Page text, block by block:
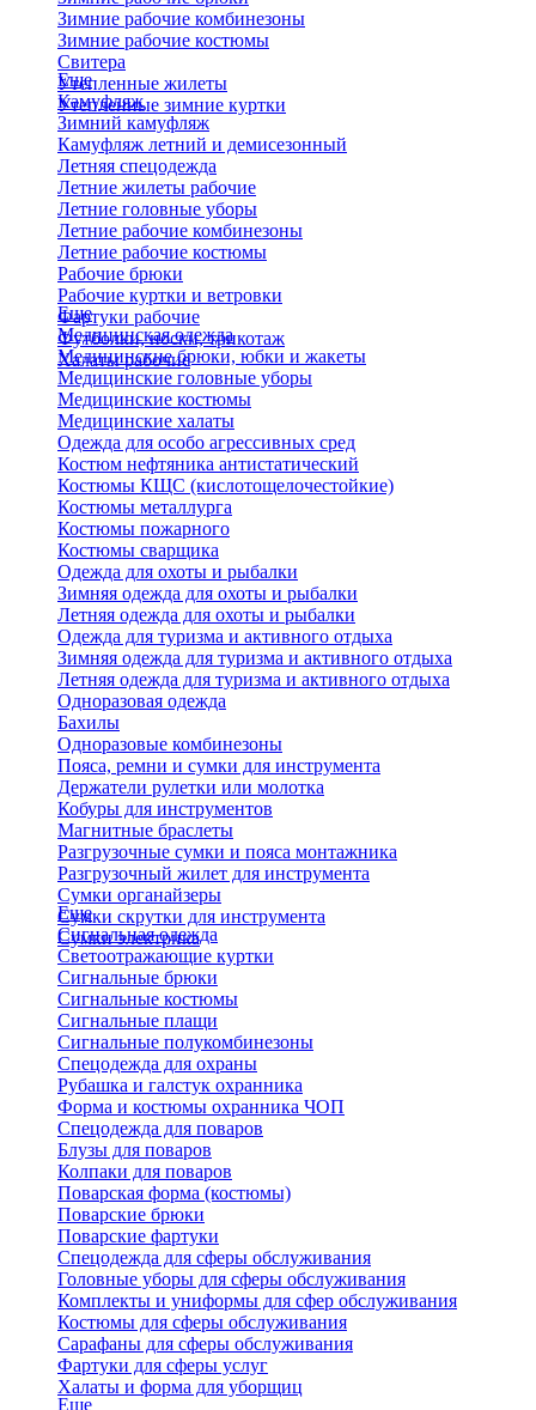
Зимние рабочие комбинезоны
Зимние рабочие костюмы
Свитера
Утепленные жилеты
Утепленные зимние куртки
Еще
Камуфляж
Зимний камуфляж
Камуфляж летний и демисезонный
Летняя спецодежда
Летние жилеты рабочие
Летние головные уборы
Летние рабочие комбинезоны
Летние рабочие костюмы
Рабочие брюки
Рабочие куртки и ветровки
Фартуки рабочие
Футболки, носки, трикотаж
Халаты рабочие
Еще
Медицинская одежда
Медицинские брюки, юбки и жакеты
Медицинские головные уборы
Медицинские костюмы
Медицинские халаты
Одежда для особо агрессивных сред
Костюм нефтяника антистатический
Костюмы КЩС (кислотощелочестойкие)
Костюмы металлурга
Костюмы пожарного
Костюмы сварщика
Одежда для охоты и рыбалки
Зимняя одежда для охоты и рыбалки
Летняя одежда для охоты и рыбалки
Одежда для туризма и активного отдыха
Зимняя одежда для туризма и активного отдыха
Летняя одежда для туризма и активного отдыха
Одноразовая одежда
Бахилы
Одноразовые комбинезоны
Пояса, ремни и сумки для инструмента
Держатели рулетки или молотка
Кобуры для инструментов
Магнитные браслеты
Разгрузочные сумки и пояса монтажника
Разгрузочный жилет для инструмента
Сумки органайзеры
Сумки скрутки для инструмента
Сумки электрика
Еще
Сигнальная одежда
Светоотражающие куртки
Сигнальные брюки
Сигнальные костюмы
Сигнальные плащи
Сигнальные полукомбинезоны
Спецодежда для охраны
Рубашка и галстук охранника
Форма и костюмы охранника ЧОП
Спецодежда для поваров
Блузы для поваров
Колпаки для поваров
Поварская форма (костюмы)
Поварские брюки
Поварские фартуки
Спецодежда для сферы обслуживания
Головные уборы для сферы обслуживания
Комплекты и униформы для сфер обслуживания
Костюмы для сферы обслуживания
Сарафаны для сферы обслуживания
Фартуки для сферы услуг
Халаты и форма для уборщиц
Еще